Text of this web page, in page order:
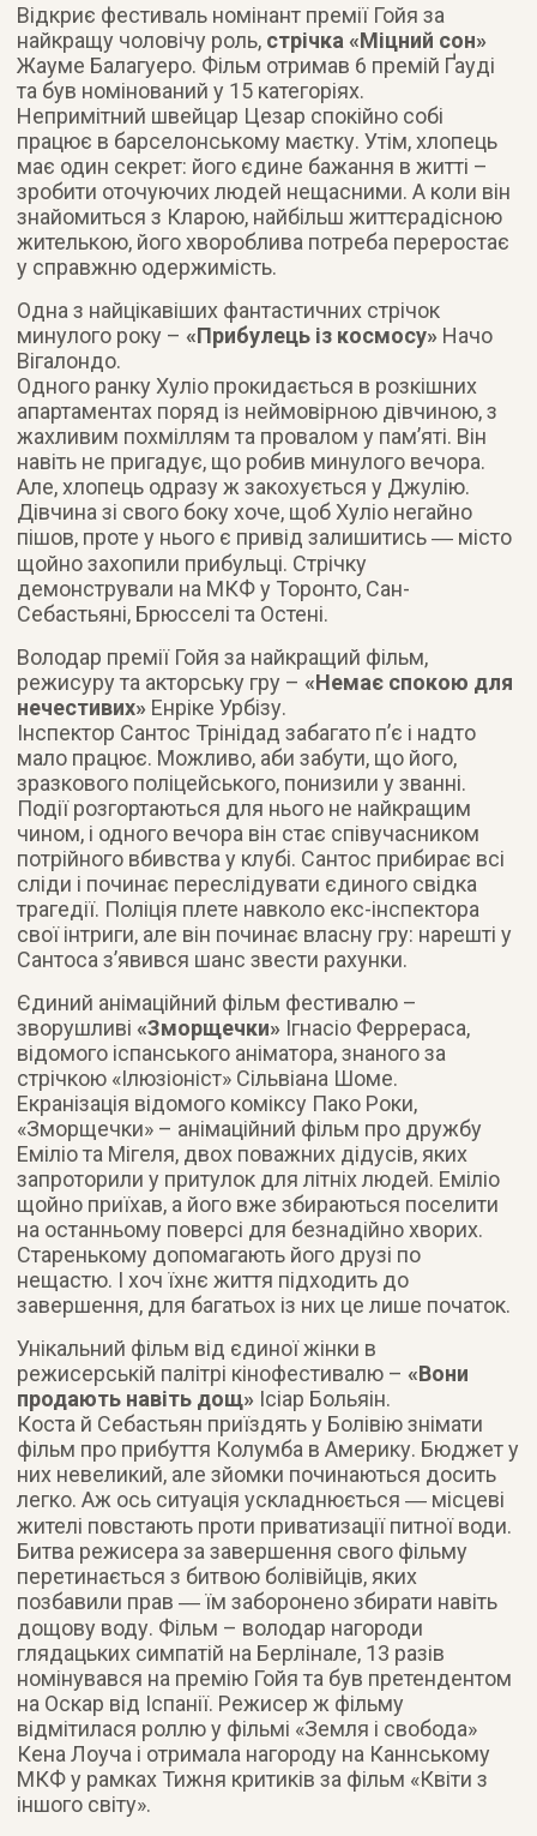
Відкриє фестиваль номінант премії Гойя за
найкращу чоловічу роль, стрічка «Міцний сон»
Жауме Балагуеро. Фільм отримав 6 премій Ґауді
та був номінований у 15 категоріях.
Непримітний швейцар Цезар спокійно собі
працює в барселонському маєтку. Утім, хлопець
має один секрет: його єдине бажання в житті –
зробити оточуючих людей нещасними. А коли він
знайомиться з Кларою, найбільш життєрадісною
жителькою, його хвороблива потреба переростає
у справжню одержимість.
Одна з найцікавіших фантастичних стрічок
минулого року –«Прибулець із космосу» Начо
Вігалондо.
Одного ранку Хуліо прокидається в розкішних
апартаментах поряд із неймовірною дівчиною, з
жахливим похміллям та провалом у пам’яті. Він
навіть не пригадує, що робив минулого вечора.
Але, хлопець одразу ж закохується у Джулію.
Дівчина зі свого боку хоче, щоб Хуліо негайно
пішов, проте у нього є привід залишитись ― місто
щойно захопили прибульці. Стрічку
демонстрували на МКФ у Торонто, Сан-
Себастьяні, Брюсселі та Остені.
Володар премії Гойя за найкращий фільм,
режисуру та акторську гру –«Немає спокою для
нечестивих» Енріке Урбізу.
Інспектор Сантос Трінідад забагато п’є і надто
мало працює. Можливо, аби забути, що його,
зразкового поліцейського, понизили у званні.
Події розгортаються для нього не найкращим
чином, і одного вечора він стає співучасником
потрійного вбивства у клубі. Сантос прибирає всі
сліди і починає переслідувати єдиного свідка
трагедії. Поліція плете навколо екс-інспектора
свої інтриги, але він починає власну гру: нарешті у
Сантоса з’явився шанс звести рахунки.
Єдиний анімаційний фільм фестивалю –
зворушливі«Зморщечки» Ігнасіо Феррераса,
відомого іспанського аніматора, знаного за
стрічкою «Ілюзіоніст» Сільвіана Шоме.
Екранізація відомого коміксу Пако Роки,
«Зморщечки» – анімаційний фільм про дружбу
Еміліо та Мігеля, двох поважних дідусів, яких
запроторили у притулок для літніх людей. Еміліо
щойно приїхав, а його вже збираються поселити
на останньому поверсі для безнадійно хворих.
Старенькому допомагають його друзі по
нещастю. І хоч їхнє життя підходить до
завершення, для багатьох із них це лише початок.
Унікальний фільм від єдиної жінки в
режисерській палітрі кінофестивалю –«Вони
продають навіть дощ» Ісіар Больяін.
Коста й Себастьян приїздять у Болівію знімати
фільм про прибуття Колумба в Америку. Бюджет у
них невеликий, але зйомки починаються досить
легко. Аж ось ситуація ускладнюється ― місцеві
жителі повстають проти приватизації питної води.
Битва режисера за завершення свого фільму
перетинається з битвою болівійців, яких
позбавили прав ― їм заборонено збирати навіть
дощову воду. Фільм – володар нагороди
глядацьких симпатій на Берлінале, 13 разів
номінувався на премію Гойя та був претендентом
на Оскар від Іспанії. Режисер ж фільму
відмітилася роллю у фільмі «Земля і свобода»
Кена Лоуча і отримала нагороду на Каннському
МКФ у рамках Тижня критиків за фільм «Квіти з
іншого світу».